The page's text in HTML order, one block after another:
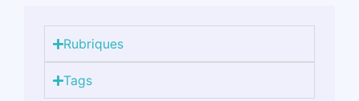
Rubriques
Tags